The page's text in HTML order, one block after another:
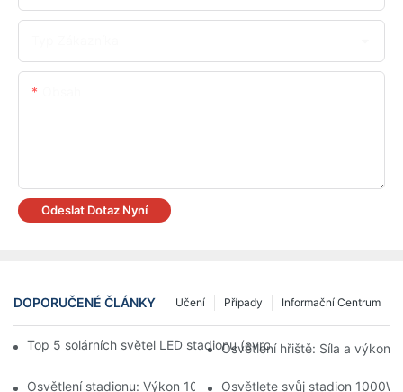
Odeslat Dotaz Nyní
DOPORUČENÉ ČLÁNKY Informační Centrum
Případy
Učení
Top 5 solárních světel LED stadionu (evropský standard |
Osvětlení hřiště: Síla a výkon
Osvětlení stadionu: Výkon 1000W LED světelOsvětlete svůj stadion 1000W